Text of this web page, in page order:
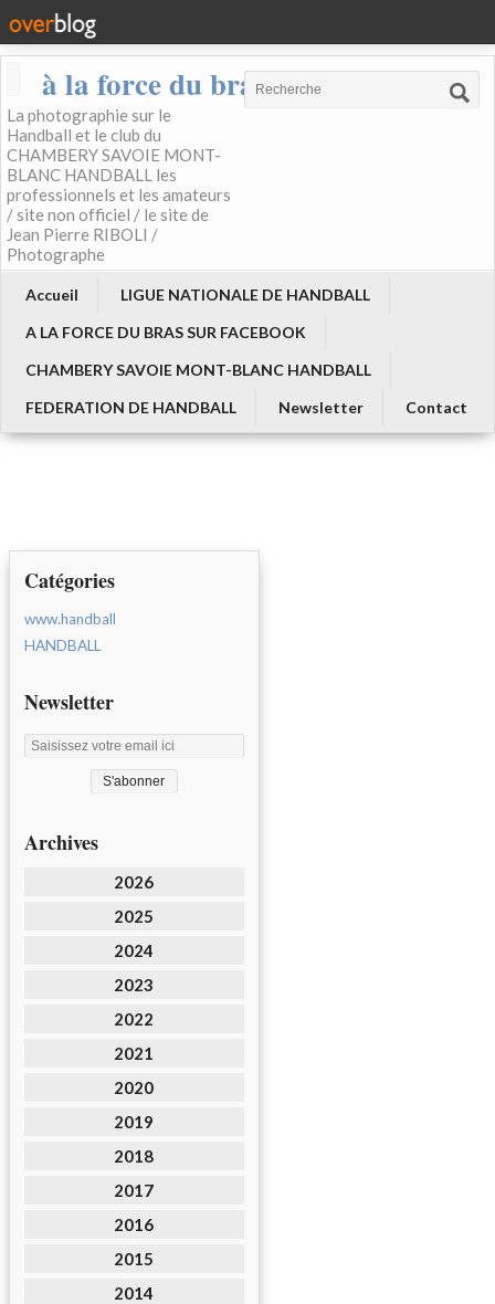
à la force du bras
La photographie sur le
Handball et le club du
CHAMBERY SAVOIE MONT-
BLANC HANDBALL les
professionnels et les amateurs
/ site non officiel / le site de
Jean Pierre RIBOLI /
Photographe
Accueil
LIGUE NATIONALE DE HANDBALL
A LA FORCE DU BRAS SUR FACEBOOK
CHAMBERY SAVOIE MONT-BLANC HANDBALL
FEDERATION DE HANDBALL
Newsletter Contact
Catégories
www.handball
HANDBALL
Newsletter
Archives
2026
2025
2024
2023
2022
2021
2020
2019
2018
2017
2016
2015
2014